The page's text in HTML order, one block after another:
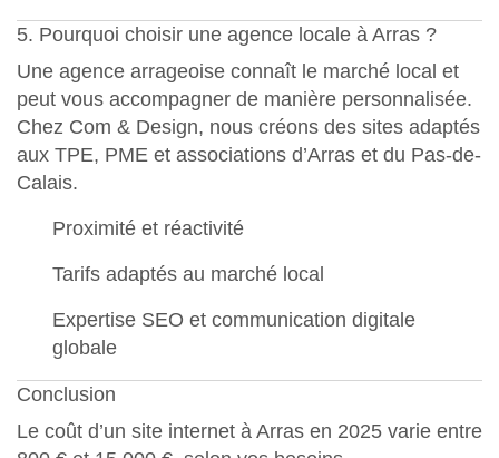
5. Pourquoi choisir une agence locale à Arras ?
Une agence arrageoise connaît le marché local et
peut vous accompagner de manière personnalisée.
Chez Com & Design, nous créons des sites adaptés
aux TPE, PME et associations d’Arras et du Pas-de-
Calais.
Proximité et réactivité
Tarifs adaptés au marché local
Expertise SEO et communication digitale
globale
Conclusion
Le coût d’un site internet à Arras en 2025 varie entre